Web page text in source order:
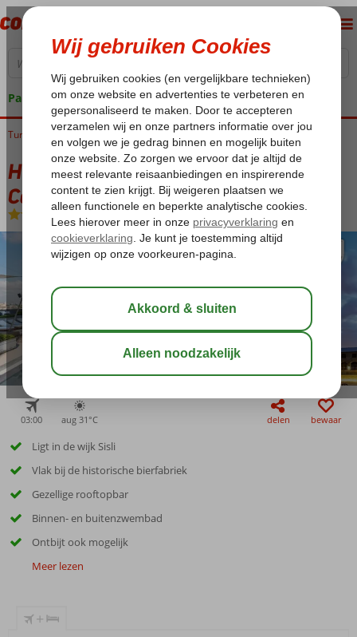
Pakketgarantie
Home
Turkije Istanbul Sisli Hilton Istanbul Bomonti Hotel & Conference Center
Hilton Istanbul Bomonti Hotel &
Conference Center
Logies-Hotel
03:00 aug 31°C delen bewaar
Ligt in de wijk Sisli
Vlak bij de historische bierfabriek
Gezellige rooftopbar
Binnen- en buitenzwembad
Ontbijt ook mogelijk
Meer lezen
+